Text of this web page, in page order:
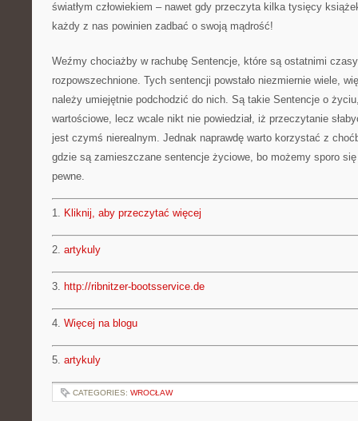
światłym człowiekiem – nawet gdy przeczyta kilka tysięcy
każdy z nas powinien zadbać o swoją mądrość!
Weźmy chociażby w rachubę Sentencje, które są ostatnimi
rozpowszechnione. Tych sentencji powstało niezmiernie wiele,
należy umiejętnie podchodzić do nich. Są takie Sentencje o
wartościowe, lecz wcale nikt nie powiedział, iż przeczytanie
jest czymś nierealnym. Jednak naprawdę warto korzystać z
gdzie są zamieszczane sentencje życiowe, bo możemy sporo
pewne.
1. Kliknij, aby przeczytać więcej
2. artykuly
3. http://ribnitzer-bootsservice.de
4. Więcej na blogu
5. artykuly
CATEGORIES: WROCŁAW